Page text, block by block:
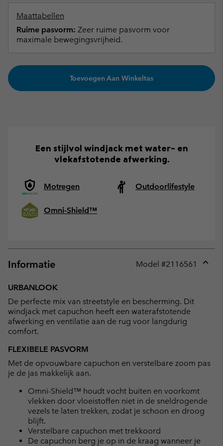
Maattabellen
Ruime pasvorm: Zeer ruime pasvorm voor
maximale bewegingsvrijheid.
Toevoegen Aan Winkeltas
Een stijlvol windjack met water- en
vlekafstotende afwerking.
Motregen Outdoorlifestyle
Omni-Shield™
Informatie Model #2116561
URBANLOOK
De perfecte mix van streetstyle en bescherming. Dit
windjack met capuchon heeft een waterafstotende
afwerking en ventilatie aan de rug voor langdurig
comfort.
FLEXIBELE PASVORM
Met de opvouwbare capuchon en verstelbare zoom pas
je de jas makkelijk aan.
Omni-Shield™ houdt vocht buiten en voorkomt
vlekken door vloeistoffen niet in de sneldrogende
vezels te laten trekken, zodat je schoon en droog
blijft.
Verstelbare capuchon met trekkoord
De capuchon berg je op in de kraag wanneer je